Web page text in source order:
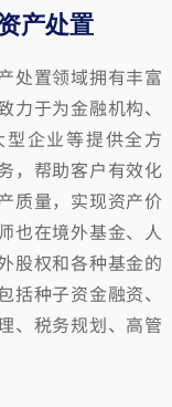
产处置
处置领域拥有丰富
力于为金融机构、
企业等提供全方
，帮助客户有效化
质量，实现资产价
也在境外基金、人
股权和各种基金的
括种子资金融资、
、税务规划、高管